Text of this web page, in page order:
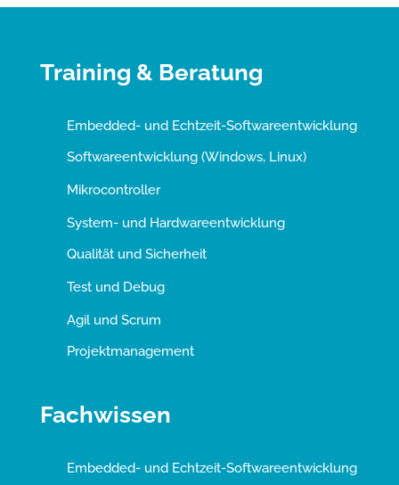
Training & Beratung
Embedded- und Echtzeit-Softwareentwicklung
Softwareentwicklung (Windows, Linux)
Mikrocontroller
System- und Hardwareentwicklung
Qualität und Sicherheit
Test und Debug
Agil und Scrum
Projektmanagement
Fachwissen
Embedded- und Echtzeit-Softwareentwicklung